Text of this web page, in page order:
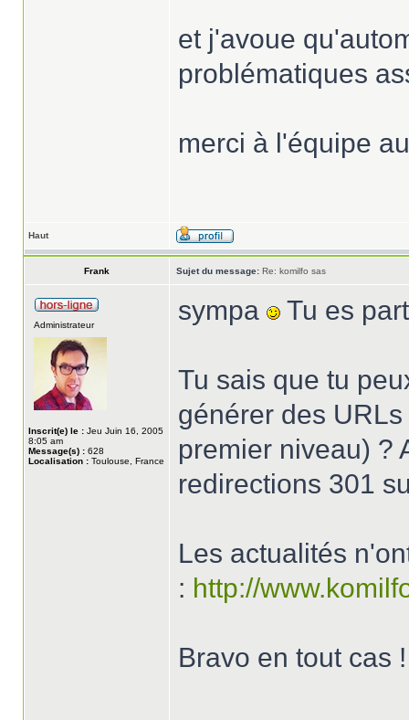
et j'avoue
problématiques
merci à l'équipe
Haut
Frank Sujet du message: Re: komilfo sas
Administrateur
Inscrit(e) le : Jeu Juin 16, 2005
8:05 am
Message(s) : 628
Localisation : Toulouse, France
sympa Tu es
Tu sais que tu
générer des
premier niveau) ?
redirections 301
Les actualités
: http://
Bravo en tout cas !